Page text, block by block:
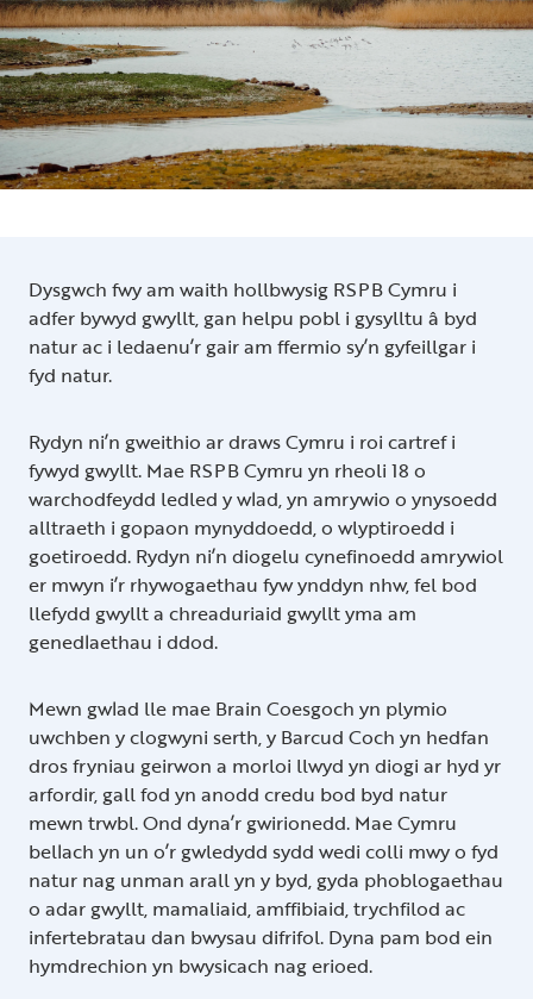
Dysgwch fwy am waith hollbwysig RSPB Cymru i
adfer bywyd gwyllt, gan helpu pobl i gysylltu â byd
natur ac i ledaenu’r gair am ffermio sy’n gyfeillgar i
fyd natur.
Rydyn ni’n gweithio ar draws Cymru i roi cartref i
fywyd gwyllt. Mae RSPB Cymru yn rheoli 18 o
warchodfeydd ledled y wlad, yn amrywio o ynysoedd
alltraeth i gopaon mynyddoedd, o wlyptiroedd i
goetiroedd. Rydyn ni’n diogelu cynefinoedd amrywiol
er mwyn i’r rhywogaethau fyw ynddyn nhw, fel bod
llefydd gwyllt a chreaduriaid gwyllt yma am
genedlaethau i ddod.
Mewn gwlad lle mae Brain Coesgoch yn plymio
uwchben y clogwyni serth, y Barcud Coch yn hedfan
dros fryniau geirwon a morloi llwyd yn diogi ar hyd yr
arfordir, gall fod yn anodd credu bod byd natur
mewn trwbl. Ond dyna’r gwirionedd. Mae Cymru
bellach yn un o’r gwledydd sydd wedi colli mwy o fyd
natur nag unman arall yn y byd, gyda phoblogaethau
o adar gwyllt, mamaliaid, amffibiaid, trychfilod ac
infertebratau dan bwysau difrifol. Dyna pam bod ein
hymdrechion yn bwysicach nag erioed.